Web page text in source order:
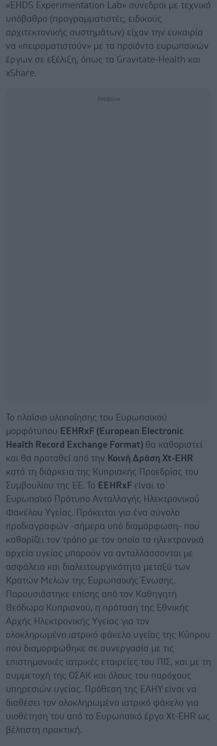
«EHDS Experimentation Lab» σύνεδροι με τεχνικό
υπόβαθρο (προγραμματιστές, ειδικούς
αρχιτεκτονικής συστημάτων) είχαν την ευκαιρία
να «πειραματιστούν» με τα προϊόντα ευρωπαϊκών
έργων σε εξέλιξη, όπως τα Gravitate-Health και
xShare.
Το πλαίσιο υλοποίησης του Ευρωπαϊκού
μορφότυπου EEHRxF (European Electronic
Health Record Exchange Format) θα καθοριστεί
και θα προταθεί από την Κοινή Δράση Xt- EHR
κατά τη διάρκεια της Κυπριακής Προεδρίας του
Συμβουλίου της ΕΕ. Το EEHRxF είναι το
Ευρωπαϊκό Πρότυπο Ανταλλαγής Ηλεκτρονικού
Φακέλου Υγείας. Πρόκειται για ένα σύνολο
προδιαγραφών -σήμερα υπό διαμόρφωση- που
καθορίζει τον τρόπο με τον οποίο τα ηλεκτρονικά
αρχεία υγείας μπορούν να ανταλλάσσονται με
ασφάλεια και διαλειτουργικότητα μεταξύ των
Κρατών Μελών της Ευρωπαϊκής Ένωσης.
Παρουσιάστηκε επίσης από τον Καθηγητή
Θεόδωρο Κυπριανού, η πρόταση της Εθνικής
Αρχής Ηλεκτρονικής Υγείας για τον
ολοκληρωμένο ιατρικό φάκελο υγείας της Κύπρου
που διαμορφώθηκε σε συνεργασία με τις
επιστημονικές ιατρικές εταιρείες του ΠΙΣ, και με τη
συμμετοχή της ΟΣΑΚ και όλους του παρόχους
υπηρεσιών υγείας. Πρόθεση της ΕΑΗΥ είναι να
διαθέσει τον ολοκληρωμένο ιατρικό φάκελο για
υιοθέτηση του από το Ευρωπαϊκό έργο Xt-EHR ως
βέλτιστη πρακτική.